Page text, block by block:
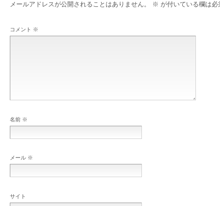
メールアドレスが公開されることはありません。 ※ が付いている欄は必
コメント ※
名前 ※
メール ※
サイト